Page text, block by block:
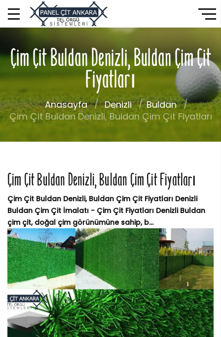
Çim Çit Buldan Denizli, Buldan Çim Çit
Fiyatları
Anasayfa Denizli
Buldan
Çim Çit Buldan Denizli, Buldan Çim Çit Fiyatları
Çim Çit Buldan Denizli, Buldan Çim Çit Fiyatları
Çim Çit Buldan Denizli, Buldan Çim Çit Fiyatları Denizli
Buldan Çim Çit İmalatı - Çim Çit Fiyatları Denizli Buldan
çim çit, doğal çim görünümüne sahip, b...